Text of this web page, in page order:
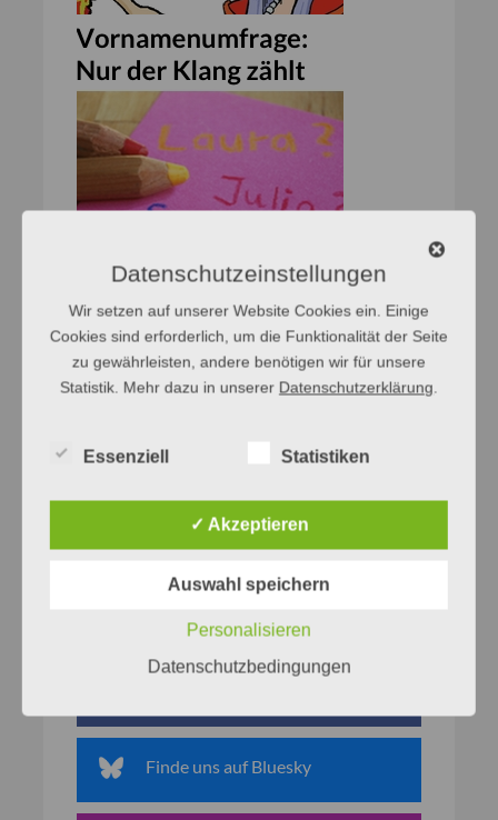
Finde uns auf Bluesky
Datenschutzeinstellungen
Wir setzen auf unserer Website Cookies ein. Einige
Cookies sind erforderlich, um die Funktionalität der Seite
zu gewährleisten, andere benötigen wir für unsere
Statistik. Mehr dazu in unserer Datenschutzerklärung.
Essenziell Statistiken
✓ Akzeptieren
Auswahl speichern
Personalisieren
Datenschutzbedingungen